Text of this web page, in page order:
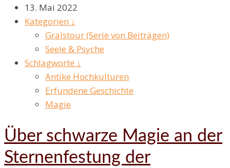
13. Mai 2022
Kategorien ↓
Gralstour (Serie von Beiträgen)
Seele & Psyche
Schlagworte ↓
Antike Hochkulturen
Erfundene Geschichte
Magie
Über schwarze Magie an der
Sternenfestung der